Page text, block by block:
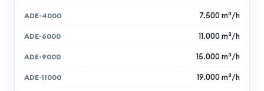
7.500 m³/h
11.000 m³/h
15.000 m³/h
19.000 m³/h